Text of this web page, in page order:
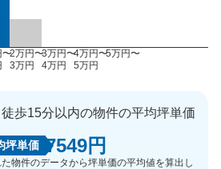
〜2万円〜
3万円
3万円〜
4万円
4万円〜
5万円
5万円〜
徒歩15分以内の物件の平均坪単価
坪単価 7549円
物件のデータから坪単価の平均値を算出し